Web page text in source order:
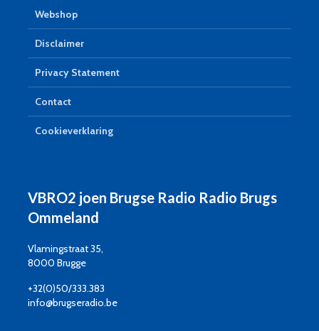
Webshop
Disclaimer
Privacy Statement
Contact
Cookieverklaring
VBRO2 joen Brugse Radio Radio Brugs
Ommeland
Vlamingstraat 35,
8000 Brugge
+32(0)50/333.383
info@brugseradio.be